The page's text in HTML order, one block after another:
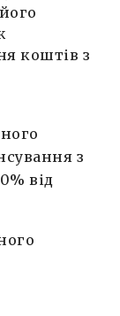
коштів з
з
від